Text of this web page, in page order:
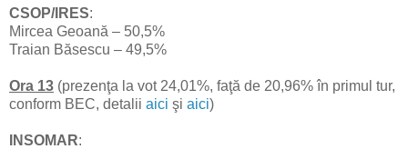
CSOP/IRES:
Mircea Geoană – 50,5%
Traian Băsescu – 49,5%
Ora 13 (prezenţa la vot 24,01%, faţă de 20,96% în primul tur,
conform BEC, detalii aici şi aici)
INSOMAR: